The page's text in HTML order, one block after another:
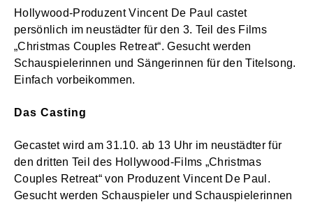
Hollywood-Produzent Vincent De Paul castet
persönlich im neustädter für den 3. Teil des Films
„Christmas Couples Retreat“. Gesucht werden
Schauspielerinnen und Sängerinnen für den Titelsong.
Einfach vorbeikommen.
Das Casting
Gecastet wird am 31.10. ab 13 Uhr im neustädter für
den dritten Teil des Hollywood-Films „Christmas
Couples Retreat“ von Produzent Vincent De Paul.
Gesucht werden Schauspieler und Schauspielerinnen